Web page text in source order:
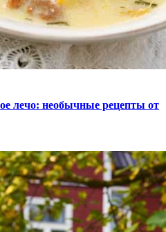
лечо: необычные рецепты от